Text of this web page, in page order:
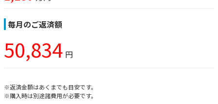
毎月のご返済額
50,834 円
※返済金額はあくまでも目安です。
※購入時は別途諸費用が必要です。